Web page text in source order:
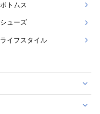
ボトムス
シューズ
ライフスタイル